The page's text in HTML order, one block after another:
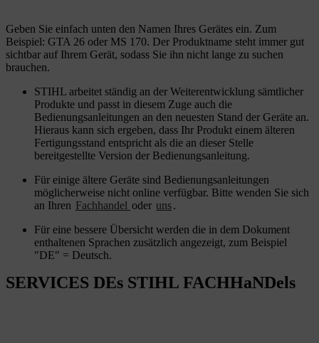
Geben Sie einfach unten den Namen Ihres Gerätes ein. Zum
Beispiel: GTA 26 oder MS 170. Der Produktname steht immer gut
sichtbar auf Ihrem Gerät, sodass Sie ihn nicht lange zu suchen
brauchen.
STIHL arbeitet ständig an der Weiterentwicklung sämtlicher
Produkte und passt in diesem Zuge auch die
Bedienungsanleitungen an den neuesten Stand der Geräte an.
Hieraus kann sich ergeben, dass Ihr Produkt einem älteren
Fertigungsstand entspricht als die an dieser Stelle
bereitgestellte Version der Bedienungsanleitung.
Für einige ältere Geräte sind Bedienungsanleitungen
möglicherweise nicht online verfügbar. Bitte wenden Sie sich
an Ihren Fachhandel oder uns.
Für eine bessere Übersicht werden die in dem Dokument
enthaltenen Sprachen zusätzlich angezeigt, zum Beispiel
"DE" = Deutsch.
SERVICES DEs STIHL FACHHaNDels